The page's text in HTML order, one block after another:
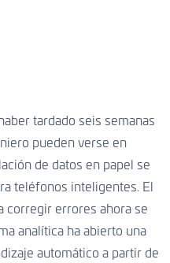
tardado seis semanas
pueden verse en
de datos en papel se
teléfonos inteligentes. El
corregir errores ahora se
analítica ha abierto una
automático a partir de